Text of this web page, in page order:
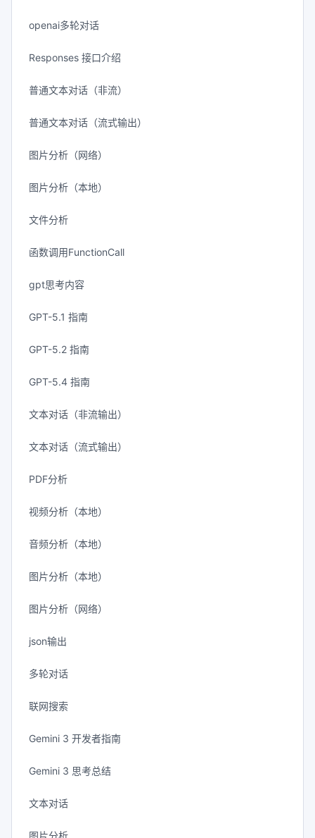
openai多轮对话
Responses 接口介绍
普通文本对话（非流）
普通文本对话（流式输出）
图片分析（网络）
图片分析（本地）
文件分析
函数调用FunctionCall
gpt思考内容
GPT-5.1 指南
GPT-5.2 指南
GPT-5.4 指南
文本对话（非流输出）
文本对话（流式输出）
PDF分析
视频分析（本地）
音频分析（本地）
图片分析（本地）
图片分析（网络）
json输出
多轮对话
联网搜索
Gemini 3 开发者指南
Gemini 3 思考总结
文本对话
图片分析